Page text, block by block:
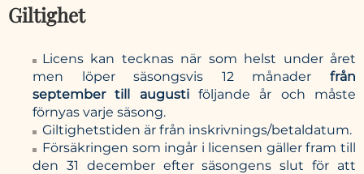
Giltighet
Licens kan tecknas när som helst under året
men löper säsongsvis 12 månader från
september till augustiföljande år och måste
förnyas varje säsong.
Giltighetstiden är från inskrivnings/betaldatum.
Försäkringen som ingår i licensen gäller fram till
den 31 december efter säsongens slut för att